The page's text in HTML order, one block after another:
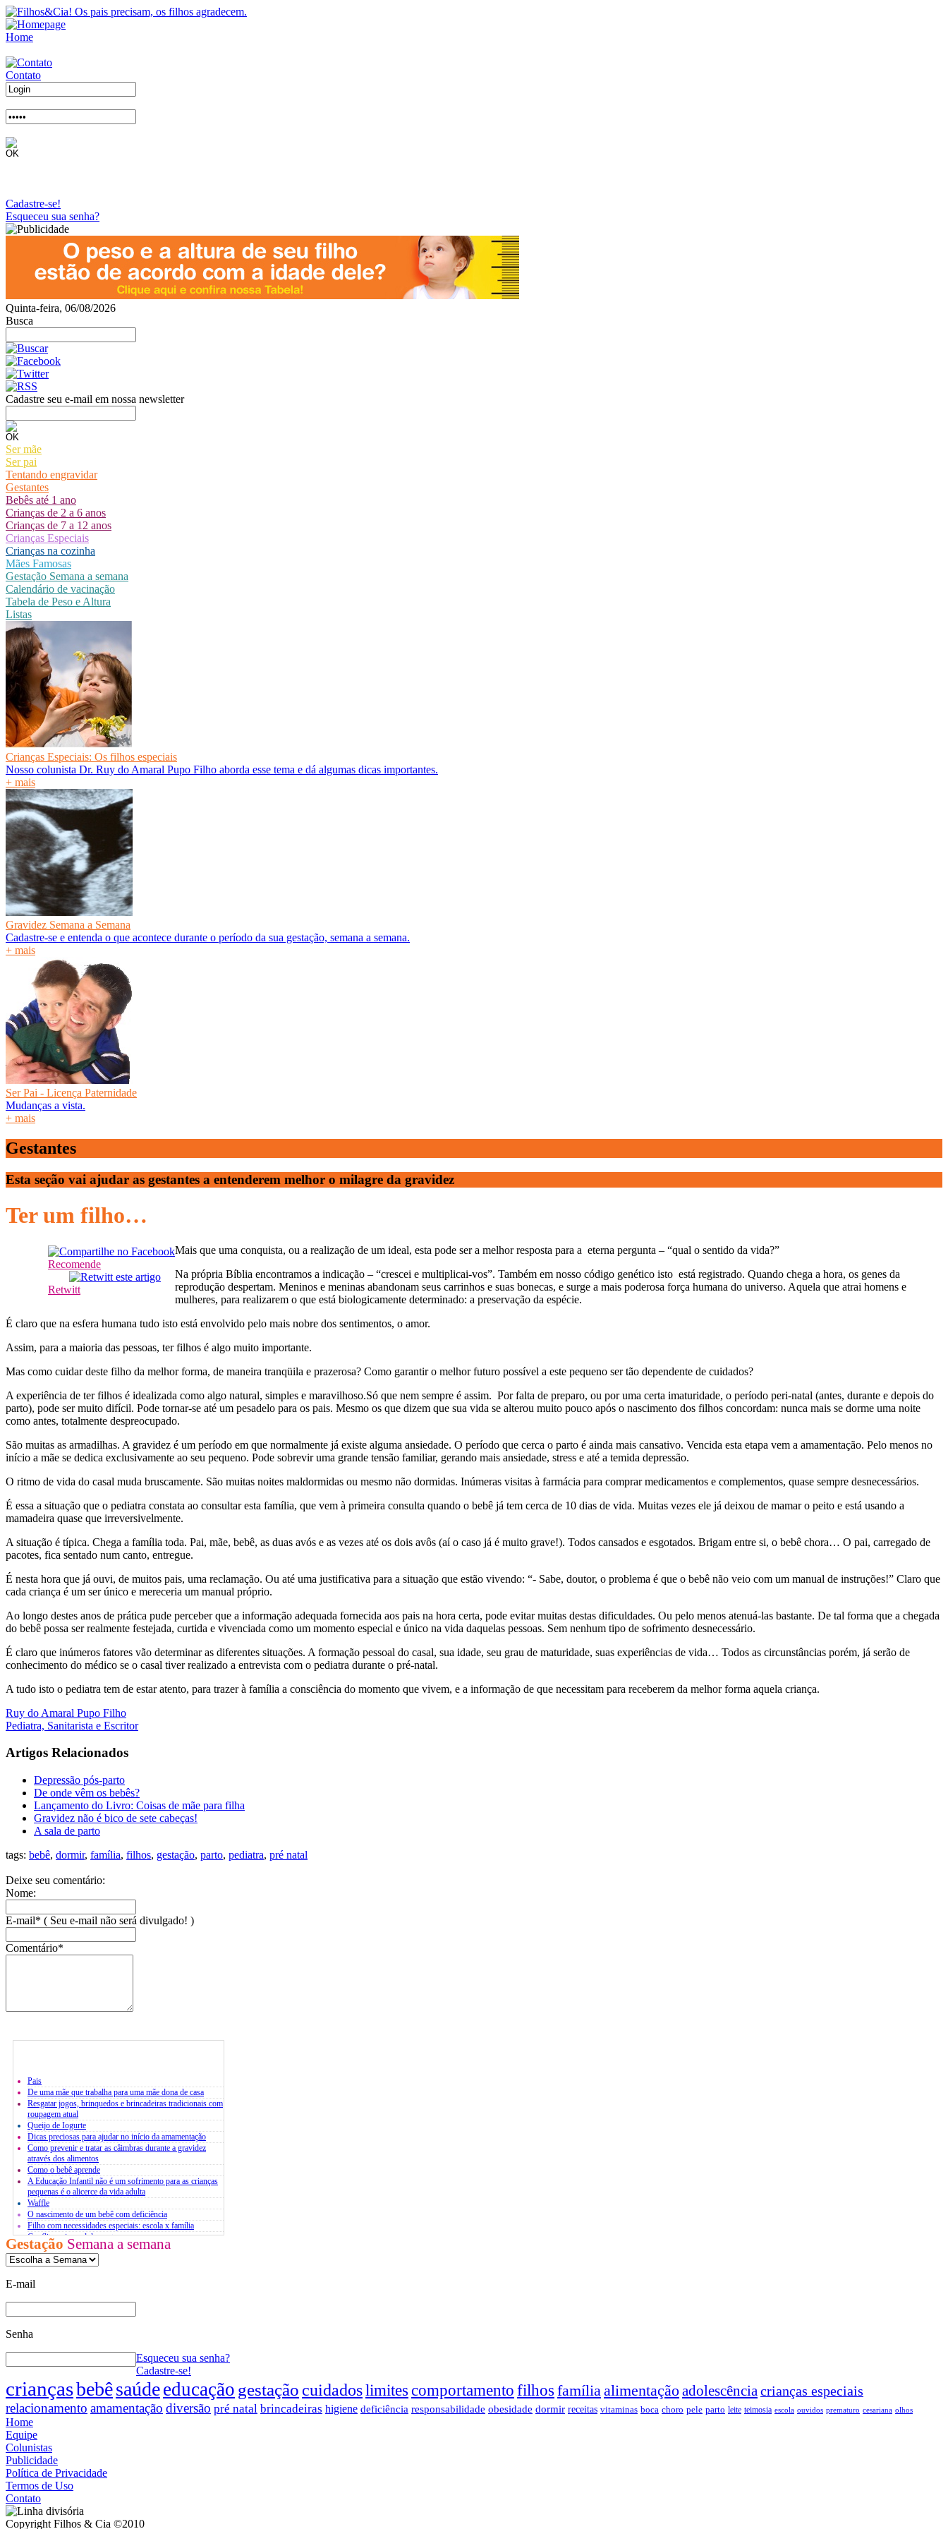
Home
Contato
Cadastre-se!
Esqueceu sua senha?
Quinta-feira, 06/08/2026
Busca
Cadastre seu e-mail em nossa newsletter
Ser mãe
Ser pai
Tentando engravidar
Gestantes
Bebês até 1 ano
Crianças de 2 a 6 anos
Crianças de 7 a 12 anos
Crianças Especiais
Crianças na cozinha
Mães Famosas
Gestação Semana a semana
Calendário de vacinação
Tabela de Peso e Altura
Listas
Crianças Especiais: Os filhos especiais
Nosso colunista Dr. Ruy do Amaral Pupo Filho aborda esse tema e dá algumas dicas importantes.
+ mais
Gravidez Semana a Semana
Cadastre-se e entenda o que acontece durante o período da sua gestação, semana a semana.
+ mais
Ser Pai - Licença Paternidade
Mudanças a vista.
+ mais
Gestantes
Esta seção vai ajudar as gestantes a entenderem melhor o milagre da gravidez
Ter um filho…
Recomende
Retwitt
Mais que uma conquista, ou a realização de um ideal, esta pode ser a melhor resposta para a eterna pergunta – “qual o sentido da vida?”
Na própria Bíblia encontramos a indicação – “crescei e multiplicai-vos”. Também em nosso código genético isto está registrado. Quando chega a hora, os genes da
reprodução despertam. Meninos e meninas abandonam seus carrinhos e suas bonecas, e surge a mais poderosa força humana do universo. Aquela que atrai homens e
mulheres, para realizarem o que está biologicamente determinado: a preservação da espécie.
É claro que na esfera humana tudo isto está envolvido pelo mais nobre dos sentimentos, o amor.
Assim, para a maioria das pessoas, ter filhos é algo muito importante.
Mas como cuidar deste filho da melhor forma, de maneira tranqüila e prazerosa? Como garantir o melhor futuro possível a este pequeno ser tão dependente de cuidados?
A experiência de ter filhos é idealizada como algo natural, simples e maravilhoso.Só que nem sempre é assim. Por falta de preparo, ou por uma certa imaturidade, o período peri-natal (antes, durante e depois do
parto), pode ser muito difícil. Pode tornar-se até um pesadelo para os pais. Mesmo os que dizem que sua vida se alterou muito pouco após o nascimento dos filhos concordam: nunca mais se dorme uma noite
como antes, totalmente despreocupado.
São muitas as armadilhas. A gravidez é um período em que normalmente já existe alguma ansiedade. O período que cerca o parto é ainda mais cansativo. Vencida esta etapa vem a amamentação. Pelo menos no
início a mãe se dedica exclusivamente ao seu pequeno. Pode sobrevir uma grande tensão familiar, gerando mais ansiedade, stress e até a temida depressão.
O ritmo de vida do casal muda bruscamente. São muitas noites maldormidas ou mesmo não dormidas. Inúmeras visitas à farmácia para comprar medicamentos e complementos, quase sempre desnecessários.
É essa a situação que o pediatra constata ao consultar esta família, que vem à primeira consulta quando o bebê já tem cerca de 10 dias de vida. Muitas vezes ele já deixou de mamar o peito e está usando a
mamadeira quase que irreversivelmente.
A situação é típica. Chega a família toda. Pai, mãe, bebê, as duas avós e as vezes até os dois avôs (aí o caso já é muito grave!). Todos cansados e esgotados. Brigam entre si, o bebê chora… O pai, carregado de
pacotes, fica sentado num canto, entregue.
É nesta hora que já ouvi, de muitos pais, uma reclamação. Ou até uma justificativa para a situação que estão vivendo: “- Sabe, doutor, o problema é que o bebê não veio com um manual de instruções!” Claro que
cada criança é um ser único e mereceria um manual próprio.
Ao longo destes anos de prática pude perceber que a informação adequada fornecida aos pais na hora certa, pode evitar muitas destas dificuldades. Ou pelo menos atenuá-las bastante. De tal forma que a chegada
do bebê possa ser realmente festejada, curtida e vivenciada como um momento especial e único na vida daquelas pessoas. Sem nenhum tipo de sofrimento desnecessário.
É claro que inúmeros fatores vão determinar as diferentes situações. A formação pessoal do casal, sua idade, seu grau de maturidade, suas experiências de vida… Todos as circunstâncias porém, já serão de
conhecimento do médico se o casal tiver realizado a entrevista com o pediatra durante o pré-natal.
A tudo isto o pediatra tem de estar atento, para trazer à família a consciência do momento que vivem, e a informação de que necessitam para receberem da melhor forma aquela criança.
Ruy do Amaral Pupo Filho
Pediatra, Sanitarista e Escritor
Artigos Relacionados
Depressão pós-parto
De onde vêm os bebês?
Lançamento do Livro: Coisas de mãe para filha
Gravidez não é bico de sete cabeças!
A sala de parto
tags: bebê, dormir, família, filhos, gestação, parto, pediatra, pré natal
Deixe seu comentário:
Nome:
E-mail* ( Seu e-mail não será divulgado! )
Comentário*
Pais
De uma mãe que trabalha para uma mãe dona de casa
Resgatar jogos, brinquedos e brincadeiras tradicionais com
roupagem atual
Queijo de Iogurte
Dicas preciosas para ajudar no início da amamentação
Como prevenir e tratar as câimbras durante a gravidez
através dos alimentos
Como o bebê aprende
A Educação Infantil não é um sofrimento para as crianças
pequenas é o alicerce da vida adulta
Waffle
O nascimento de um bebê com deficiência
Filho com necessidades especiais: escola x família
Conflito pais x adolescentes
Atividades extracurriculares
O estresse infantil
Gestação Semana a semana
E-mail
Senha
Esqueceu sua senha?
Cadastre-se!
criançasbebêsaúdeeducação gestação cuidadoslimites comportamento filhos famíliaalimentaçãoadolescênciacrianças especiais
relacionamento amamentação diversão pré natal brincadeiras higiene deficiência responsabilidade obesidade dormir receitas vitaminas boca choro pele parto leite teimosia escola ouvidos prematuro cesariana olhos
Home
Equipe
Colunistas
Publicidade
Política de Privacidade
Termos de Uso
Contato
Copyright Filhos & Cia ©2010